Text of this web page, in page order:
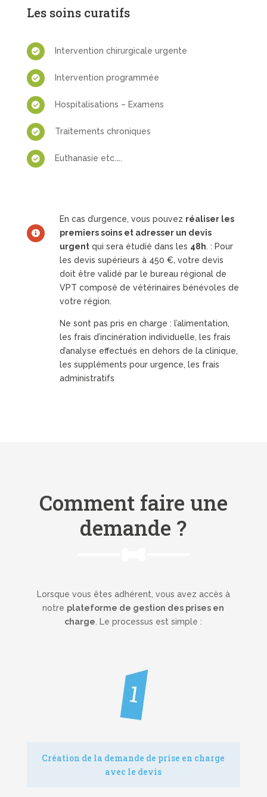
Les soins curatifs
 Intervention chirurgicale urgente
 Intervention programmée
 Hospitalisations – Examens
 Traitements chroniques
 Euthanasie etc.….

En cas d’urgence, vous pouvez réaliser les
premiers soins et adresser un devis
urgentqui sera étudié dans les 48h. : Pour
les devis supérieurs à 450 €, votre devis
doit être validé par le bureau régional de
VPT composé de vétérinaires bénévoles de
votre région.
Ne sont pas pris en charge : l’alimentation,
les frais d’incinération individuelle, les frais
d’analyse effectués en dehors de la clinique,
les suppléments pour urgence, les frais
administratifs
Comment faire une
demande ?
Lorsque vous êtes adhérent, vous avez accès à
notre plateforme de gestion des prises en
charge. Le processus est simple :
Création de la demande de prise en charge
avec le devis